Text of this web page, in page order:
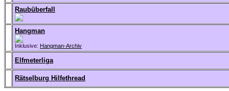
Raubüberfall
Hangman
Inklusive: Hangman-Archiv
Elfmeterliga
Rätselburg Hilfethread